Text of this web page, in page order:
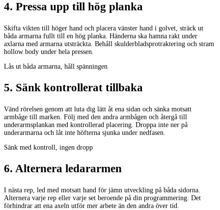
4. Pressa upp till hög planka
Skifta vikten till höger hand och placera vänster hand i golvet, sträck ut
båda armarna fullt till en hög planka. Händerna ska hamna rakt under
axlarna med armarna utsträckta. Behåll skulderbladsprotraktering och stram
hollow body under hela pressen.
Lås ut båda armarna, håll spänningen
5. Sänk kontrollerat tillbaka
Vänd rörelsen genom att luta dig lätt åt ena sidan och sänka motsatt
armbåge till marken. Följ med den andra armbågen och återgå till
underarmsplankan med kontrollerad placering. Droppa inte ner på
underarmarna och låt inte höfterna sjunka under nedfasen.
Sänk med kontroll, ingen dropp
6. Alternera ledararmen
I nästa rep, led med motsatt hand för jämn utveckling på båda sidorna.
Alternera varje rep eller varje set beroende på din programmering. Det
förhindrar att ena axeln utför mer arbete än den andra över tid.